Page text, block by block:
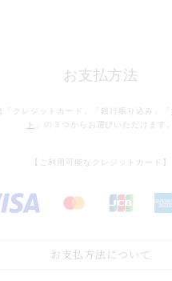
お支払方法
「クレジットカード」「銀行振り込み」「
ト
」の３つからお選びいただけます。
【ご利用可能なクレジットカード】
お支払方法について